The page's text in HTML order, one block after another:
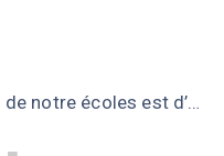
de notre écoles est d’…